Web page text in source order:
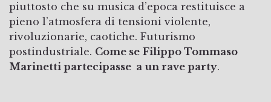
piuttosto che su musica d’epoca restituisce a
pieno l’atmosfera di tensioni violente,
rivoluzionarie, caotiche. Futurismo
postindustriale. Come se Filippo Tommaso
Marinetti partecipasse a un rave party.